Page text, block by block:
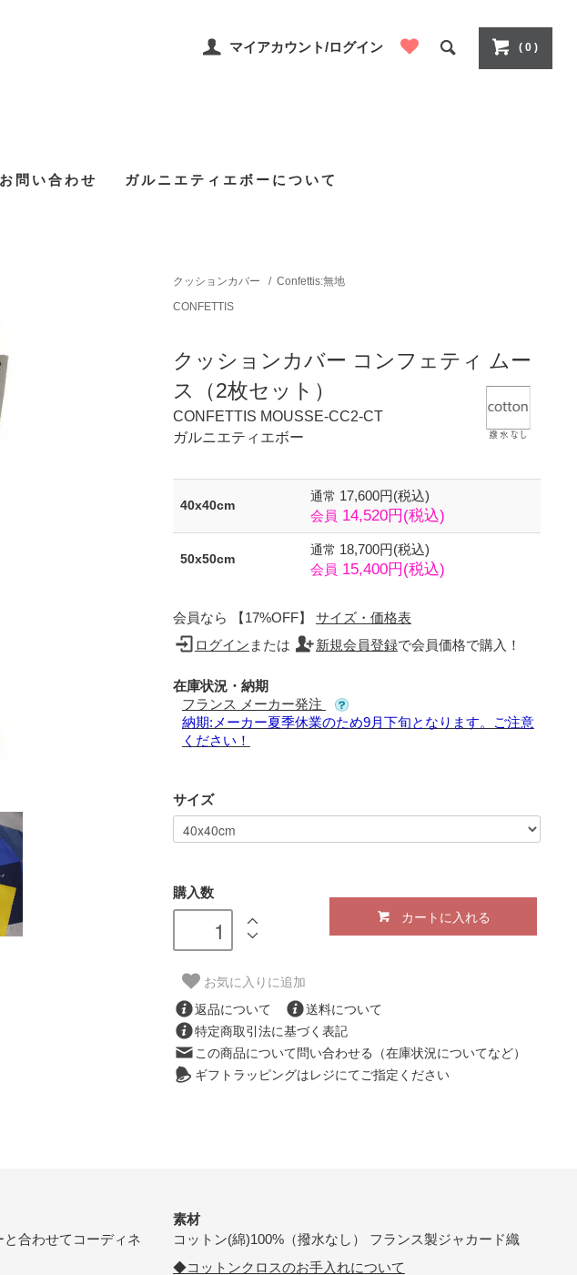
マイアカウント/ログイン ( 0 )
お問い合わせ ガルニエティエボーについて
クッションカバー / Confettis:無地
CONFETTIS
クッションカバー コンフェティ ムー
ス（2枚セット）
CONFETTIS MOUSSE-CC2-CT
ガルニエティエボー
40x40cm
通常 17,600円(税込)
会員 14,520円(税込)
50x50cm
通常 18,700円(税込)
会員 15,400円(税込)
会員なら 【17%OFF】 サイズ・価格表
ログイン または 新規会員登録で会員価格で購入！
在庫状況・納期
フランス メーカー発注
納期:メーカー夏季休業のため9月下旬となります。ご注意
ください！
サイズ
購入数
カートに入れる
お気に入りに追加
返品について
送料について
特定商取引法に基づく表記
この商品について問い合わせる（在庫状況についてなど）
ギフトラッピングはレジにてご指定ください
合わせてコーディネ
素材
コットン(綿)100%（撥水なし） フランス製ジャカード織
◆コットンクロスのお手入れについて